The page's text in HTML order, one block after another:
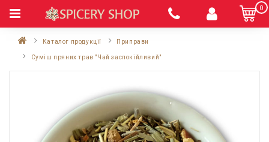
0
Каталог продукції Приправи
Суміш пряних трав "Чай заспокійливий"